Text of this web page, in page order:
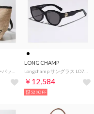
LONGCHAMP
Longchamp サングラス LO747SLBJ ボストン型 （005/BLACK-SMOKE）
￥12,584
52%OFF